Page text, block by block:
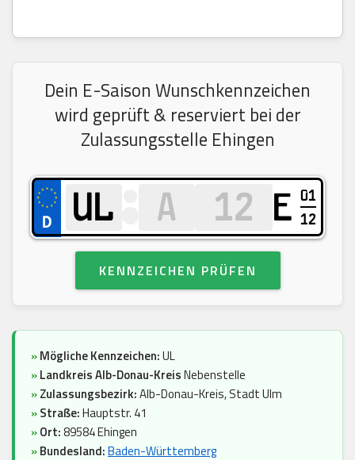
Dein E-Saison Wunschkennzeichen
wird geprüft & reserviert bei der
Zulassungsstelle Ehingen
E 01
12
KENNZEICHEN PRÜFEN
»Mögliche Kennzeichen:UL
»Landkreis Alb-Donau-KreisNebenstelle
»Zulassungsbezirk:Alb-Donau-Kreis, Stadt Ulm
»Straße:Hauptstr. 41
»Ort:89584 Ehingen
»Bundesland:Baden-Württemberg